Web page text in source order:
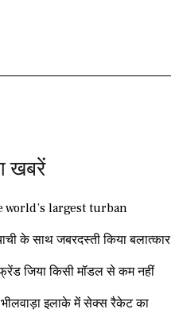
खबरें
world’s largest turban
के साथ जबरदस्ती किया बलात्कार
जिया किसी मॉडल से कम नहीं
इलाके में सेक्स रैकेट का